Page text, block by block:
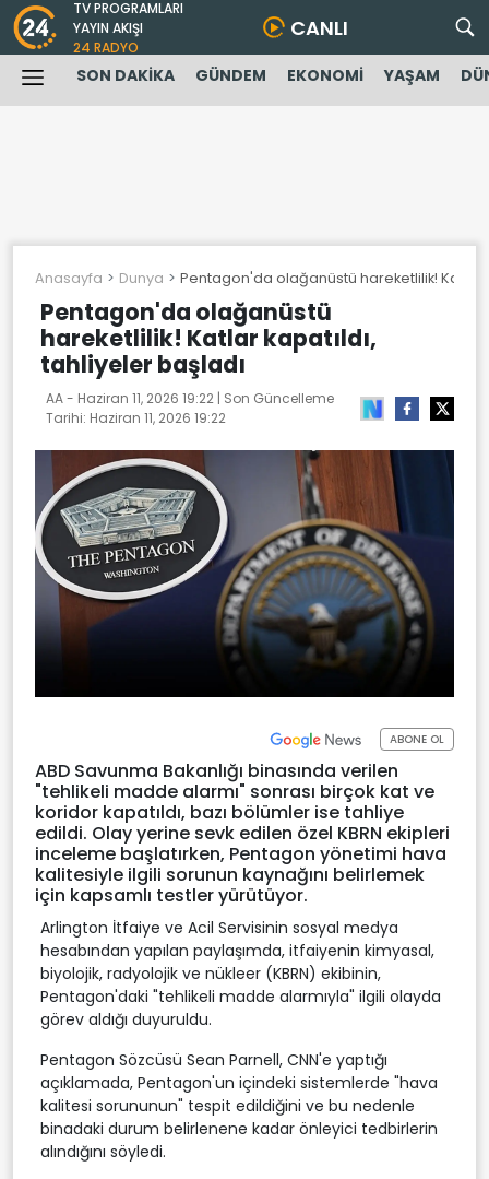
TV PROGRAMLARI
YAYIN AKIŞI
24 RADYO
CANLI
SON DAKİKA GÜNDEM EKONOMİ YAŞAM
Anasayfa Dunya Pentagon'da olağanüstü hareketlilik! Katlar
Pentagon'da olağanüstü
hareketlilik! Katlar kapatıldı,
tahliyeler başladı
AA - Haziran 11, 2026 19:22 | Son Güncelleme
Tarihi: Haziran 11, 2026 19:22
ABONE OL
ABD Savunma Bakanlığı binasında verilen
"tehlikeli madde alarmı" sonrası birçok kat ve
koridor kapatıldı, bazı bölümler ise tahliye
edildi. Olay yerine sevk edilen özel KBRN ekipleri
inceleme başlatırken, Pentagon yönetimi hava
kalitesiyle ilgili sorunun kaynağını belirlemek
için kapsamlı testler yürütüyor.
Arlington İtfaiye ve Acil Servisinin sosyal medya
hesabından yapılan paylaşımda, itfaiyenin kimyasal,
biyolojik, radyolojik ve nükleer (KBRN) ekibinin,
Pentagon'daki "tehlikeli madde alarmıyla" ilgili olayda
görev aldığı duyuruldu.
Pentagon Sözcüsü Sean Parnell, CNN'e yaptığı
açıklamada, Pentagon'un içindeki sistemlerde "hava
kalitesi sorununun" tespit edildiğini ve bu nedenle
binadaki durum belirlenene kadar önleyici tedbirlerin
alındığını söyledi.